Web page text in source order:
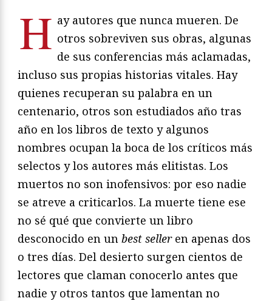
H ay autores que nunca mueren. De
otros sobreviven sus obras, algunas
de sus conferencias más aclamadas,
incluso sus propias historias vitales. Hay
quienes recuperan su palabra en un
centenario, otros son estudiados año tras
año en los libros de texto y algunos
nombres ocupan la boca de los críticos más
selectos y los autores más elitistas. Los
muertos no son inofensivos: por eso nadie
se atreve a criticarlos. La muerte tiene ese
no sé qué que convierte un libro
desconocido en un best selleren apenas dos
o tres días. Del desierto surgen cientos de
lectores que claman conocerlo antes que
nadie y otros tantos que lamentan no